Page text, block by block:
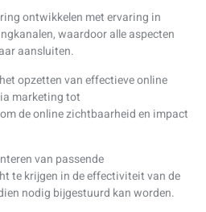
ontwikkelen met ervaring in
waardoor alle aspecten
aansluiten.
opzetten van effectieve online
marketing tot
de online zichtbaarheid en impact
van passende
te krijgen in de effectiviteit van de
nodig bijgestuurd kan worden.